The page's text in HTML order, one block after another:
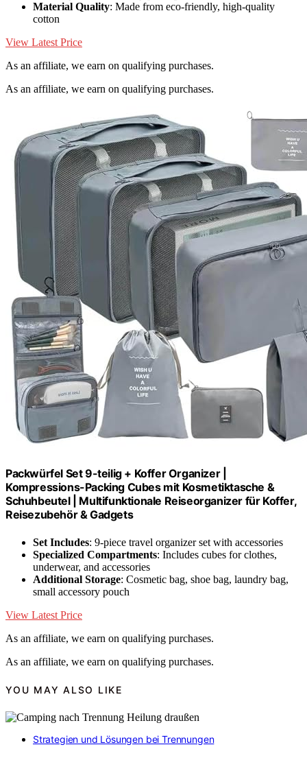
Material Quality: Made from eco-friendly, high-quality
cotton
View Latest Price
As an affiliate, we earn on qualifying purchases.
As an affiliate, we earn on qualifying purchases.
Packwürfel Set 9-teilig + Koffer Organizer |
Kompressions-Packing Cubes mit Kosmetiktasche &
Schuhbeutel | Multifunktionale Reiseorganizer für Koffer,
Reisezubehör & Gadgets
Set Includes: 9-piece travel organizer set with accessories
Specialized Compartments: Includes cubes for clothes,
underwear, and accessories
Additional Storage: Cosmetic bag, shoe bag, laundry bag,
small accessory pouch
View Latest Price
As an affiliate, we earn on qualifying purchases.
As an affiliate, we earn on qualifying purchases.
YOU MAY ALSO LIKE
Strategien und Lösungen bei Trennungen